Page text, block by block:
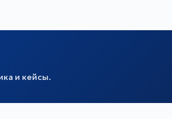
и кейсы.